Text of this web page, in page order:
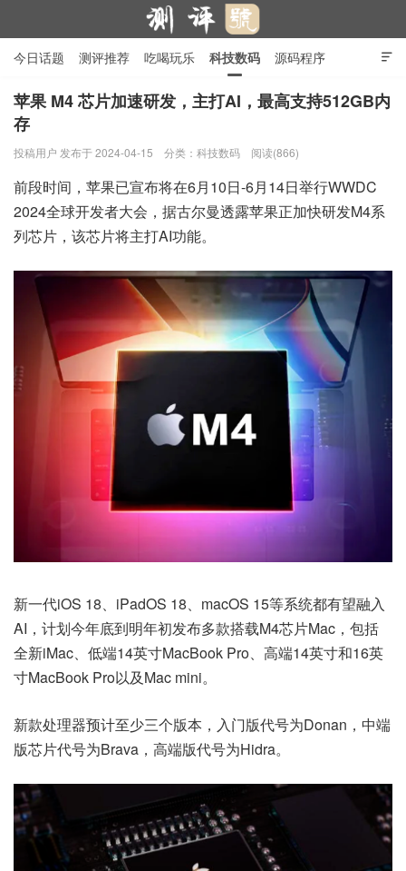
测评号

今日话题 测评推荐 吃喝玩乐 科技数码 源码程序
行业产品 在线投稿 隐私政策
苹果 M4 芯片加速研发，主打AI，最高支持512GB内
存
投稿用户 发布于 2024-04-15 分类： 科技数码 阅读(866)
前段时间，苹果已宣布将在6月10日-6月14日举行WWDC
2024全球开发者大会，据古尔曼透露苹果正加快研发M4系
列芯片，该芯片将主打AI功能。
新一代iOS 18、iPadOS 18、macOS 15等系统都有望融入
AI，计划今年底到明年初发布多款搭载M4芯片Mac，包括
全新iMac、低端14英寸MacBook Pro、高端14英寸和16英
寸MacBook Pro以及Mac mini。
新款处理器预计至少三个版本，入门版代号为Donan，中端
版芯片代号为Brava，高端版代号为Hidra。